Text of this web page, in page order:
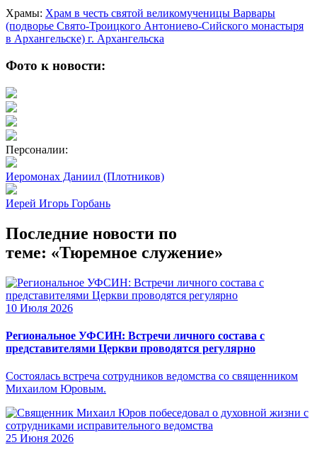
Храмы: Храм в честь святой великомученицы Варвары
(подворье Свято-Троицкого Антониево-Сийского монастыря
в Архангельске) г. Архангельска
Фото к новости:
Персоналии:
Иеромонах Даниил (Плотников)
Иерей Игорь Горбань
Последние новости по
теме: «Тюремное служение»
10 Июля 2026
Региональное УФСИН: Встречи личного состава с
представителями Церкви проводятся регулярно
Состоялась встреча сотрудников ведомства со священником
Михаилом Юровым.
25 Июня 2026